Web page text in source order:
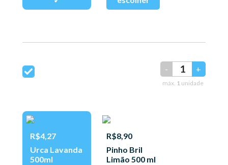
- +
máx. 1 unidade
R$4,27
Urca Lavanda
500ml
R$8,90
Pinho Bril
Limão 500 ml